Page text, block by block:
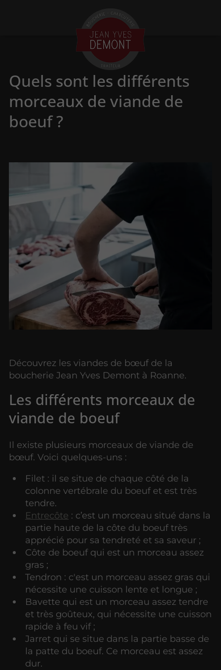
Quels sont les différents
morceaux de viande de
boeuf ?
Découvrez les viandes de bœuf de la
boucherie Jean Yves Demont à Roanne.
Les différents morceaux de
viande de boeuf
Il existe plusieurs morceaux de viande de
bœuf. Voici quelques-uns :
Filet : il se situe de chaque côté de la
colonne vertébrale du boeuf et est très
tendre.
Entrecôte : c’est un morceau situé dans la
partie haute de la côte du boeuf très
apprécié pour sa tendreté et sa saveur ;
Côte de boeuf qui est un morceau assez
gras ;
Tendron : c'est un morceau assez gras qui
nécessite une cuisson lente et longue ;
Bavette qui est un morceau assez tendre
et très goûteux, qui nécessite une cuisson
rapide à feu vif ;
Jarret qui se situe dans la partie basse de
la patte du boeuf. Ce morceau est assez
dur.